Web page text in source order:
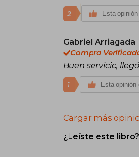
2 Esta opinión
Gabriel Arriagada
Compra
Buen servicio,
1 Esta opinión
Cargar más
¿Leíste este libro?